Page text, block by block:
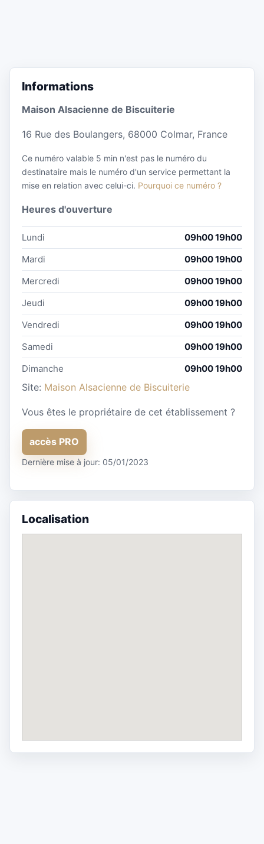
Informations
Maison Alsacienne de Biscuiterie
16 Rue des Boulangers, 68000 Colmar, France
Ce numéro valable 5 min n'est pas le numéro du
destinataire mais le numéro d'un service permettant la
mise en relation avec celui-ci. Pourquoi ce numéro ?
Heures d'ouverture
Lundi
09h00 19h00
Mardi
09h00 19h00
Mercredi
09h00 19h00
Jeudi
09h00 19h00
Vendredi
09h00 19h00
Samedi
09h00 19h00
Dimanche
09h00 19h00
Site: Maison Alsacienne de Biscuiterie
Vous êtes le propriétaire de cet établissement ?
accès PRO
Dernière mise à jour: 05/01/2023
Localisation